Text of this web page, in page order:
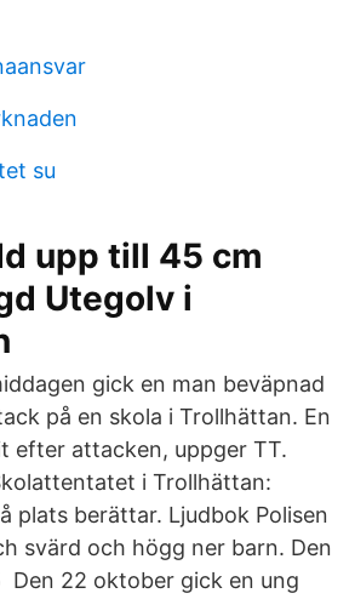
su
upp till 45 cm
Utegolv i
gick en man beväpnad
på en skola i Trollhättan. En
efter attacken, uppger TT.
i Trollhättan:
plats berättar. Ljudbok Polisen
svärd och högg ner barn. Den
Den 22 oktober gick en ung